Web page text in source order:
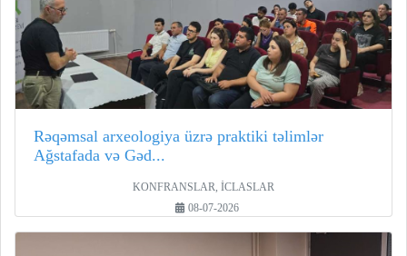
Rəqəmsal arxeologiya üzrə praktiki təlimlər
Ağstafada və Gəd...
KONFRANSLAR, İCLASLAR
08-07-2026